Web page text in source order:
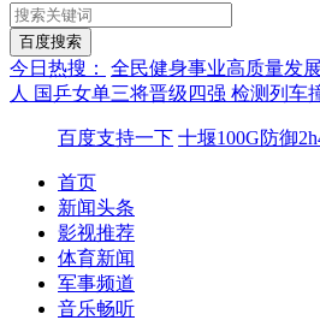
今日热搜： 全民健身事业高质量发展
人 国乒女单三将晋级四强 检测列车
百度支持一下 十堰100G防御
首页
新闻头条
影视推荐
体育新闻
军事频道
音乐畅听